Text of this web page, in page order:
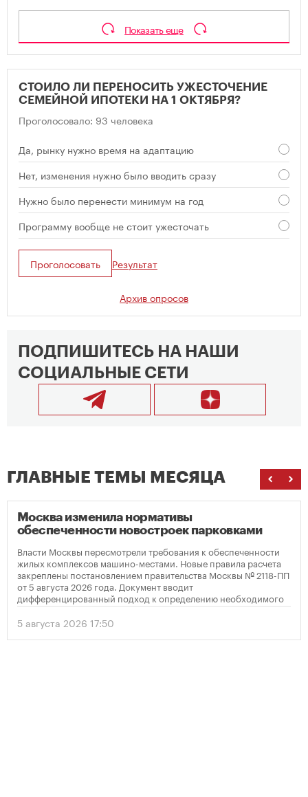
Показать еще
СТОИЛО ЛИ ПЕРЕНОСИТЬ УЖЕСТОЧЕНИЕ
СЕМЕЙНОЙ ИПОТЕКИ НА 1 ОКТЯБРЯ?
Проголосовало: 93 человека
Да, рынку нужно время на адаптацию
Нет, изменения нужно было вводить сразу
Нужно было перенести минимум на год
Программу вообще не стоит ужесточать
Проголосовать Результат
Архив опросов
ПОДПИШИТЕСЬ НА НАШИ
СОЦИАЛЬНЫЕ СЕТИ
ГЛАВНЫЕ ТЕМЫ МЕСЯЦА
Москва изменила нормативы
обеспеченности новостроек парковками
Власти Москвы пересмотрели требования к обеспеченности
жилых комплексов машино-местами. Новые правила расчета
закреплены постановлением правительства Москвы № 2118-ПП
от 5 августа 2026 года. Документ вводит
дифференцированный подход к определению необходимого
количества парковок в зависимости от площади квартир и
устанавливает переходный период для уже согласованных
проектов.
5 августа 2026 17:50